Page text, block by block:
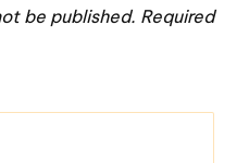
be published. Required